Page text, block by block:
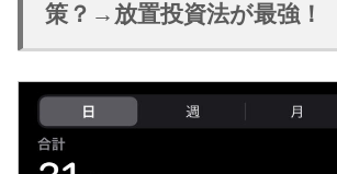
策？→放置投資法が最強！